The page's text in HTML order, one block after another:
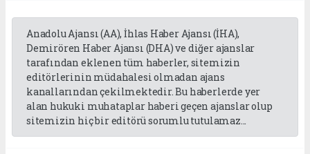
Anadolu Ajansı (AA), İhlas Haber Ajansı (İHA),
Demirören Haber Ajansı (DHA) ve diğer ajanslar
tarafından eklenen tüm haberler, sitemizin
editörlerinin müdahalesi olmadan ajans
kanallarından çekilmektedir. Bu haberlerde yer
alan hukuki muhataplar haberi geçen ajanslar olup
sitemizin hiç bir editörü sorumlu tutulamaz...